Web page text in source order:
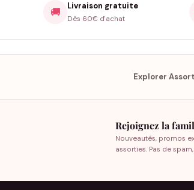
🚚 Livraison gratuite
Dès 60€ d'achat
Explorer
Rejoignez la
Nouveautés, promos
assorties. Pas de